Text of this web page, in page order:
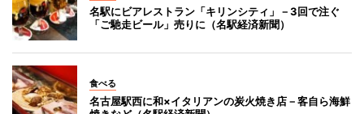
名駅にビアレストラン「キリンシティ」－3回で注ぐ
「ご馳走ビール」売りに（名駅経済新聞）
食べる
名古屋駅西に和×イタリアンの炭火焼き店－客自ら海鮮